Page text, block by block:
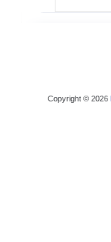
Copyright © 2026